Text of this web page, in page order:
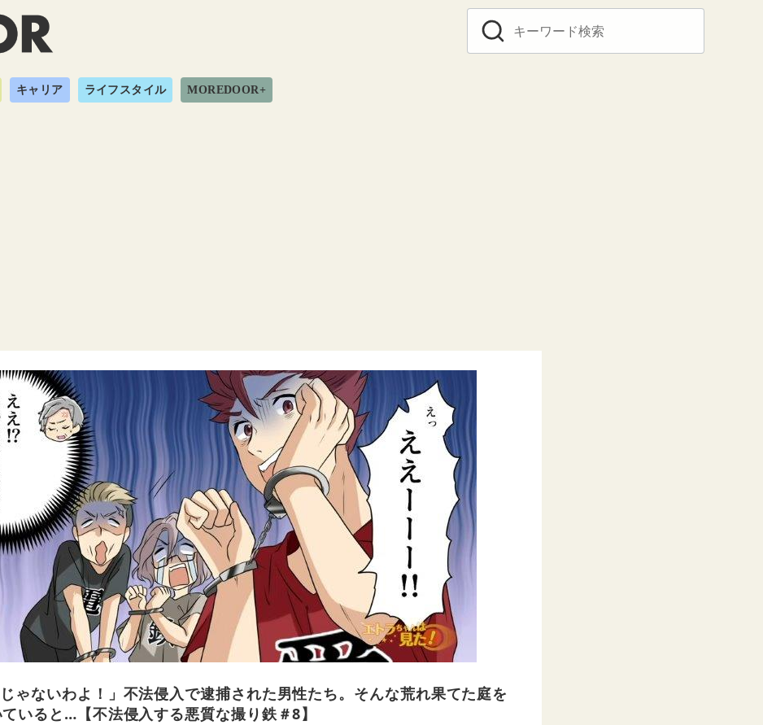
キャリア ライフスタイル MOREDOOR+
ゃないわよ！」不法侵入で逮捕された男性たち。そんな荒れ果てた庭を
いると…【不法侵入する悪質な撮り鉄＃8】